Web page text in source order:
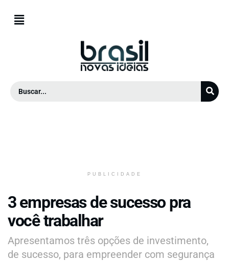
PUBLICIDADE
3 empresas de sucesso pra
você trabalhar
Apresentamos três opções de investimento,
de sucesso, para empreender com segurança